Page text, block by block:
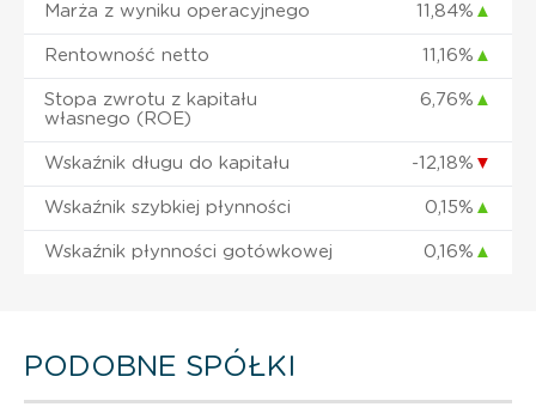
Marża z wyniku operacyjnego 11,84% ▲
Rentowność netto 11,16% ▲
Stopa zwrotu z kapitału
własnego (ROE)
6,76% ▲
Wskaźnik długu do kapitału -12,18% ▼
Wskaźnik szybkiej płynności 0,15% ▲
Wskaźnik płynności gotówkowej 0,16% ▲
PODOBNE SPÓŁKI